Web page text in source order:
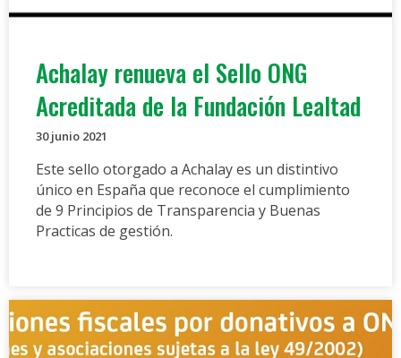
Achalay renueva el Sello ONG
Acreditada de la Fundación Lealtad
30 junio 2021
Este sello otorgado a Achalay es un distintivo
único en España que reconoce el cumplimiento
de 9 Principios de Transparencia y Buenas
Practicas de gestión.